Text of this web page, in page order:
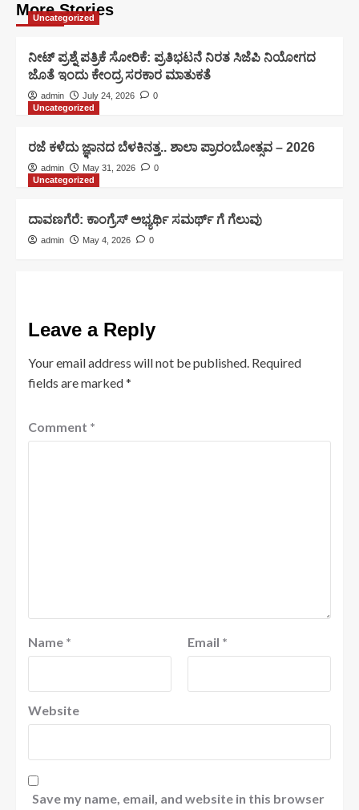
More Stories
Uncategorized
ನೀಟ್ ಪ್ರಶ್ನೆ ಪತ್ರಿಕೆ ಸೋರಿಕೆ: ಪ್ರತಿಭಟನೆ ನಿರತ ಸಿಜೆಪಿ ನಿಯೋಗದ
ಜೊತೆ ಇಂದು ಕೇಂದ್ರ ಸರಕಾರ ಮಾತುಕತೆ
admin July 24, 2026
0
Uncategorized
ರಜೆ ಕಳೆದು ಜ್ಞಾನದ ಬೆಳಕಿನತ್ತ.. ಶಾಲಾ ಪ್ರಾರಂಬೋತ್ಸವ – 2026
admin May 31, 2026
0
Uncategorized
ದಾವಣಗೆರೆ: ಕಾಂಗ್ರೆಸ್ ಅಭ್ಯರ್ಥಿ ಸಮರ್ಥ್ ಗೆ ಗೆಲುವು
admin May 4, 2026 0
Leave a Reply
Your email address will not be published. Required
fields are marked*
Comment *
Name * Email *
Website
Save my name, email, and website in this browser